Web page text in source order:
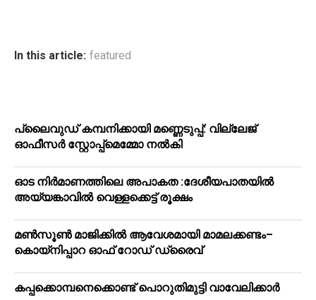
In this article: featured
പ്ലൈവുഡ് കമ്പനിക്കായി മണ്ണെടുപ്പ്: വില്ലേജ്
ഓഫീസർ സ്റ്റോപ്പ്മെമ്മോ നൽകി
ഓട നിർമാണത്തിലെ അപാകത :ദേശീയപാതയിൽ
അയ്യങ്കാവിൽ വെള്ളക്കെട്ട് രൂക്ഷം
മൺസൂൺ മാജിക്കിൽ ആവേശമായി മാമലക്കണ്ടം–
കൊയ്‌നിപ്പാറ ഓഫ് റോഡ് ഡ്രൈവ്
കപ്പക്കൊമ്പനെക്കൊണ്ട് പൊറുതിമുട്ടി വാവേലിക്കാർ